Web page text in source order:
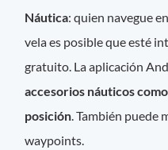
Náutica: quien navegue
vela es posible que esté
gratuito. La aplicación
accesorios náuticos
posición. También puede
waypoints.